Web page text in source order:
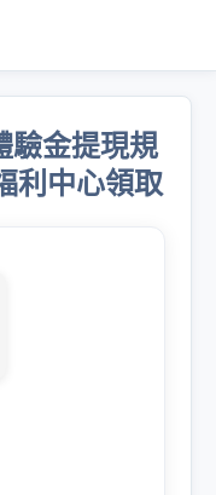
驗金提現規
利中心領取